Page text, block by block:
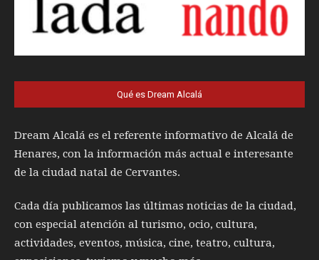
Qué es Dream Alcalá
Dream Alcalá es el referente informativo de Alcalá de
Henares, con la información más actual e interesante
de la ciudad natal de Cervantes.
Cada día publicamos las últimas noticias de la ciudad,
con especial atención al turismo, ocio, cultura,
actividades, eventos, música, cine, teatro, cultura,